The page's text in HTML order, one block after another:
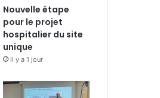
Nouvelle étape
pour le projet
hospitalier du site
unique
il y a 1 jour